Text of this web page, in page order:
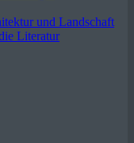
und Landschaft
Literatur